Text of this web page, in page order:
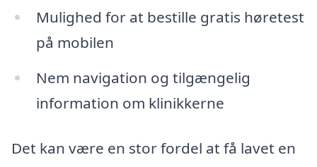
Mulighed for at bestille gratis høretest
på mobilen
Nem navigation og tilgængelig
information om klinikkerne
Det kan være en stor fordel at få lavet en